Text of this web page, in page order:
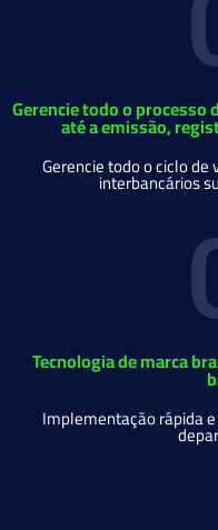
Gerencie todo o processo
até a emissão,
Gerencie todo o ciclo
interbancários
Tecnologia de marca
Implementação rápida